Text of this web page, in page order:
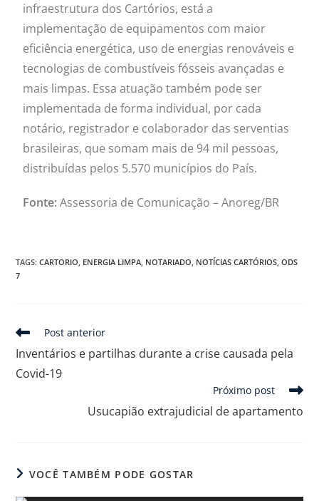
infraestrutura dos Cartórios, está a
implementação de equipamentos com maior
eficiência energética, uso de energias renováveis e
tecnologias de combustíveis fósseis avançadas e
mais limpas. Essa atuação também pode ser
implementada de forma individual, por cada
notário, registrador e colaborador das serventias
brasileiras, que somam mais de 94 mil pessoas,
distribuídas pelos 5.570 municípios do País.
Fonte:Assessoria de Comunicação – Anoreg/BR
TAGS:CARTORIO, ENERGIA LIMPA, NOTARIADO, NOTÍCIAS CARTÓRIOS, ODS
7
Post anterior
Inventários e partilhas durante a crise causada pela
Covid-19
Próximo post
Usucapião extrajudicial de apartamento
VOCÊ TAMBÉM PODE GOSTAR